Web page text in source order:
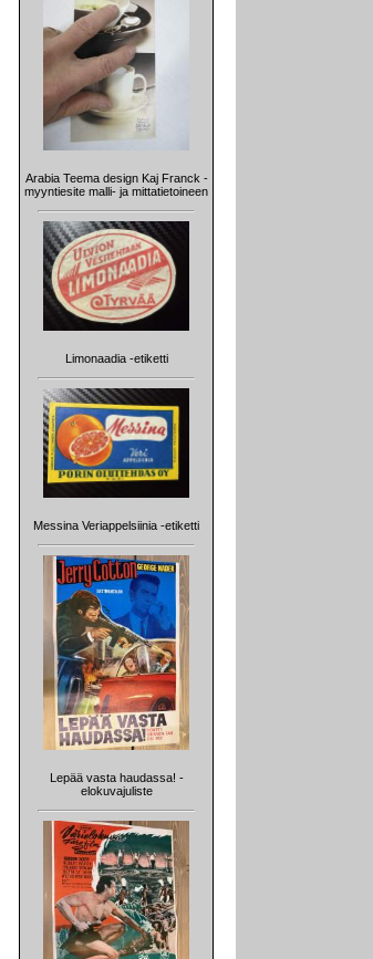
Arabia Teema design Kaj Franck -
myyntiesite malli- ja mittatietoineen
Limonaadia -etiketti
Messina Veriappelsiinia -etiketti
Lepää vasta haudassa! -
elokuvajuliste